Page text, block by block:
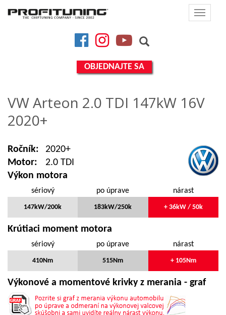
Toggle
FacebookInstagramYouTube
OBJEDNAJTE SA
VW Arteon 2.0 TDI 147kW 16V
2020+
Ročník:
2020+
Motor:
2.0 TDI
Výkon motora
sériový
147kW/200k
po úprave
183kW/250k
nárast
+ 36kW / 50k
Krútiaci moment motora
sériový
410Nm
po úprave
515Nm
nárast
+ 105Nm
Výkonové a momentové krivky z merania - graf